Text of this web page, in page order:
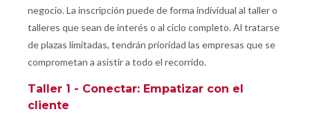
negocio. La inscripción puede de forma individual al taller o
talleres que sean de interés o al ciclo completo. Al tratarse
de plazas limitadas, tendrán prioridad las empresas que se
comprometan a asistir a todo el recorrido.
Taller 1 - Conectar: Empatizar con el
cliente